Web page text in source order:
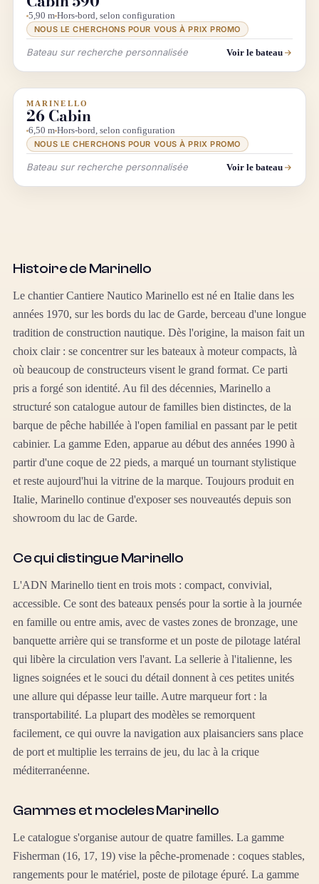
5,90 m Hors-bord, selon configuration
NOUS LE CHERCHONS POUR VOUS À PRIX PROMO
Bateau sur recherche personnalisée Voir le bateau
INFO & RECHERCHE
MARINELLO
26 Cabin
6,50 m Hors-bord, selon configuration
NOUS LE CHERCHONS POUR VOUS À PRIX PROMO
Bateau sur recherche personnalisée Voir le bateau
Histoire de Marinello
Le chantier Cantiere Nautico Marinello est né en Italie dans les
années 1970, sur les bords du lac de Garde, berceau d'une longue
tradition de construction nautique. Dès l'origine, la maison fait un
choix clair : se concentrer sur les bateaux à moteur compacts, là
où beaucoup de constructeurs visent le grand format. Ce parti
pris a forgé son identité. Au fil des décennies, Marinello a
structuré son catalogue autour de familles bien distinctes, de la
barque de pêche habillée à l'open familial en passant par le petit
cabinier. La gamme Eden, apparue au début des années 1990 à
partir d'une coque de 22 pieds, a marqué un tournant stylistique
et reste aujourd'hui la vitrine de la marque. Toujours produit en
Italie, Marinello continue d'exposer ses nouveautés depuis son
showroom du lac de Garde.
Ce qui distingue Marinello
L'ADN Marinello tient en trois mots : compact, convivial,
accessible. Ce sont des bateaux pensés pour la sortie à la journée
en famille ou entre amis, avec de vastes zones de bronzage, une
banquette arrière qui se transforme et un poste de pilotage latéral
qui libère la circulation vers l'avant. La sellerie à l'italienne, les
lignes soignées et le souci du détail donnent à ces petites unités
une allure qui dépasse leur taille. Autre marqueur fort : la
transportabilité. La plupart des modèles se remorquent
facilement, ce qui ouvre la navigation aux plaisanciers sans place
de port et multiplie les terrains de jeu, du lac à la crique
méditerranéenne.
Gammes et modeles Marinello
Le catalogue s'organise autour de quatre familles. La gamme
Fisherman (16, 17, 19) vise la pêche-promenade : coques stables,
rangements pour le matériel, poste de pilotage épuré. La gamme